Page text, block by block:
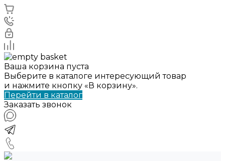
Ваша корзина пуста
Выберите в каталоге интересующий товар
и нажмите кнопку «В корзину».
Перейти в каталог
Заказать звонок